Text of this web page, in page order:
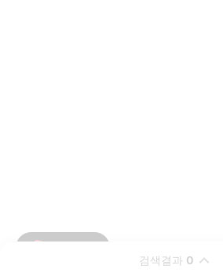
검색결과 0